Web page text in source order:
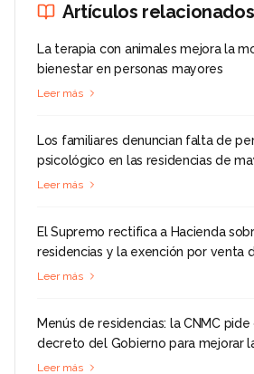
Artículos relacionados
La terapia con animales mejora la
bienestar en personas mayores
Leer más
Los familiares denuncian falta de
psicológico en las residencias de
Leer más
El Supremo rectifica a Hacienda
residencias y la exención por venta
Leer más
Menús de residencias: la CNMC
decreto del Gobierno para mejorar
Leer más